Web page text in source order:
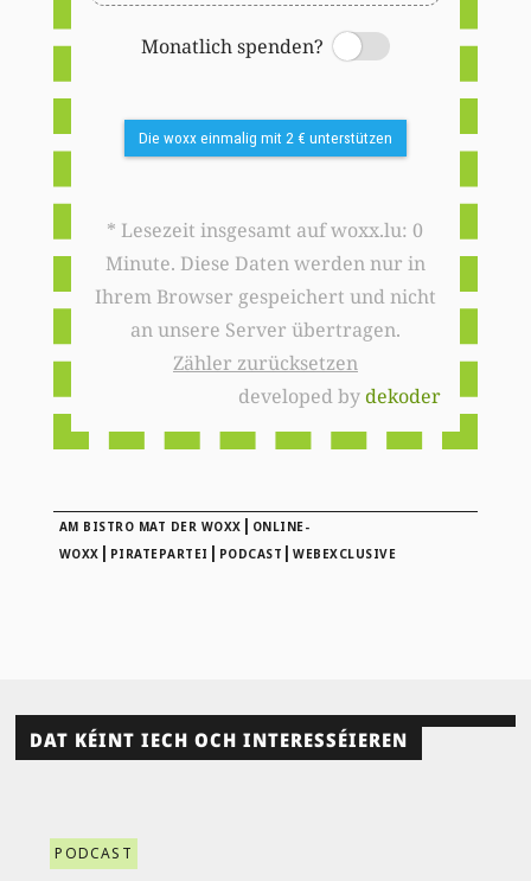
Monatlich spenden?
Switch
Die woxx einmalig mit 2 € unterstützen
* Lesezeit insgesamt auf woxx.lu: 0
Minute. Diese Daten werden nur in
Ihrem Browser gespeichert und nicht
an unsere Server übertragen.
Zähler zurücksetzen
developed bydekoder
AM BISTRO MAT DER WOXX | ONLINE-
WOXX | PIRATEPARTEI | PODCAST |WEBEXCLUSIVE
DAT KÉINT IECH OCH INTERESSÉIEREN
PODCAST